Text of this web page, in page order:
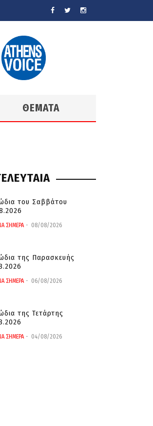
ΘΕΜΑΤΑ
του Σαββάτου
ΣΗΜΕΡΑ 08/08/2026
της Παρασκευής
ΣΗΜΕΡΑ 06/08/2026
της Τετάρτης
ΣΗΜΕΡΑ 04/08/2026